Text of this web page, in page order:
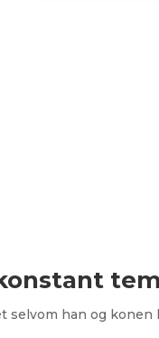
selvom han og